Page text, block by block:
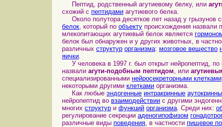
Пептид, родственный агутиевому белку, или
схожий с пептидами агутиевого белка.
Около полутора десятков лет назад у грызунов
белок, который по объекту происхождения назвали
млекопитающих агутиевый белок является
белок был обнаружен и у других животных, в
различных структур организма: мозговое вещество
яички.
У человека в 1997 г. был открыт нейропептид, по
назвали агути-подобным пептидом, или
специализированными нейросекреторными клетками
некоторыми другими клетками организма.
Как любые эндогенные интракринные
нейропептид во взаимодействии с другими
многих структур и функций организма. Среди них:
регулирование секреции аденогипофизом
различные виды поведения, в частности пищевое